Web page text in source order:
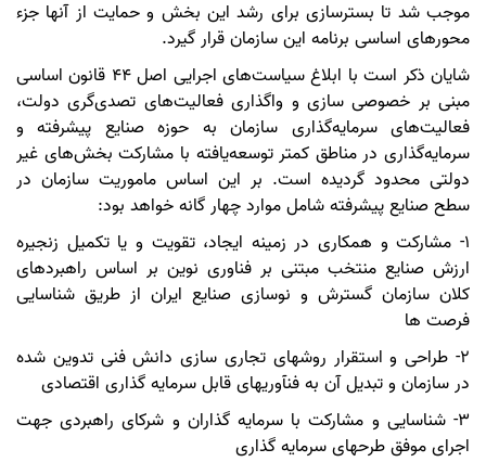
موجب شد تا بسترسازی برای رشد این بخش و حمایت از آنها جزء
محورهای اساسی برنامه این سازمان قرار گیرد.
شایان ذکر است با ابلاغ سیاست‌های اجرایی اصل 44 قانون اساسی
مبنی بر خصوصی سازی و واگذاری فعالیت‌های تصدی‌گری دولت،
فعالیت‌های سرمایه‌گذاری سازمان به حوزه صنایع پیشرفته و
سرمایه‌گذاری در مناطق کمتر توسعه‌یافته با مشارکت بخش‌های غیر
دولتی محدود گردیده است. بر این اساس ماموریت سازمان در
سطح صنایع پیشرفته شامل موارد چهار گانه خواهد بود:
1- مشارکت و همکاری در زمینه ایجاد، تقویت و یا تکمیل زنجیره
ارزش صنایع منتخب مبتنی بر فناوری نوین بر اساس راهبردهای
کلان سازمان گسترش و نوسازی صنایع ایران از طریق شناسایی
فرصت ها
2- طراحی و استقرار روشهای تجاری سازی دانش فنی تدوین شده
در سازمان و تبدیل آن به فنآوریهای قابل سرمایه گذاری اقتصادی
3- شناسایی و مشارکت با سرمایه گذاران و شرکای راهبردی جهت
اجرای موفق طرحهای سرمایه گذاری